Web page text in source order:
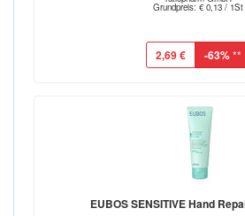
Grundpreis: € 0,13 / 1St
2,69 € -63%**
EUBOS SENSITIVE Hand